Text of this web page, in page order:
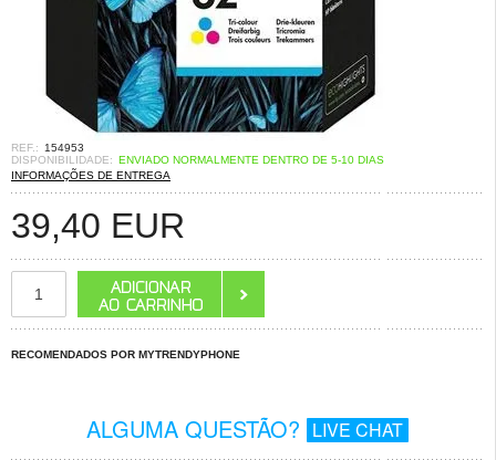
REF.:
154953
DISPONIBILIDADE: ENVIADO NORMALMENTE DENTRO DE 5-10 DIAS
INFORMAÇÕES DE ENTREGA
39,40 EUR
RECOMENDADOS POR MYTRENDYPHONE
ALGUMA QUESTÃO? LIVE CHAT